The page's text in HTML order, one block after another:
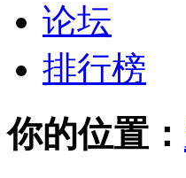
论坛
排行榜
你的位置：